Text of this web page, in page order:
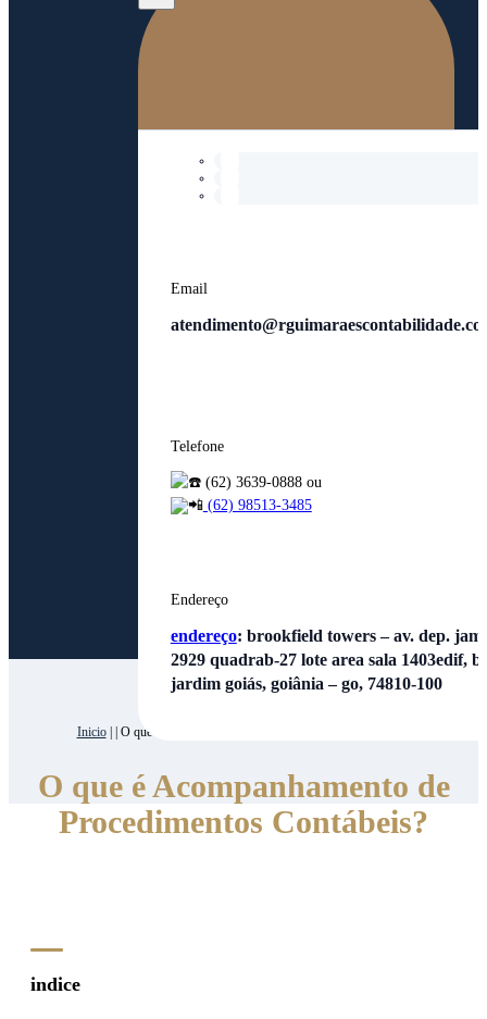
Email
Telefone
(62) 3639-0888 ou
(62) 98513-3485
Endereço
endereço: brookfield towers – av. dep.
2929 quadrab-27 lote area sala 1403edif,
jardim goiás, goiânia – go, 74810-100
Inicio| | O que é Acompanhamento de Procedimentos Contábeis?
O que é Acompanhamento de
Procedimentos Contábeis?
indice